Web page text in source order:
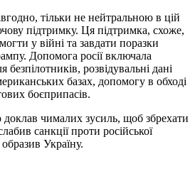
тільки не нейтральною в цій
підтримку. Ця підтримка, схоже,
у війні та завдати поразки
Допомога росії включала
розвідувальні дані
базах, допомогу в обході
боєприпасів.
чималих зусиль, щоб збрехати
санкції проти російської
Україну.